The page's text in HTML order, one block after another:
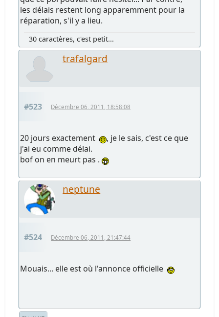
les délais restent long apparemment pour la
réparation, s'il y a lieu.
30 caractères, c'est petit...
trafalgard
#523 Décembre 06, 2011, 18:58:08
20 jours exactement
, je le sais, c'est ce que
j'ai eu comme délai.
bof on en meurt pas .
neptune
#524 Décembre 06, 2011, 21:47:44
Mouais... elle est où l'annonce officielle